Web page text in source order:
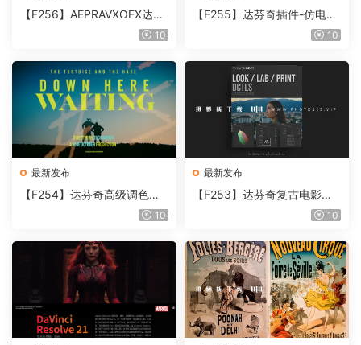
【F256】AEPRAVXOFX达芬
奇视频人像磨皮润肤美颜插件
10
【F255】达芬奇插件-仿电影
胶片视频调色插件 ARRI Film
10
最新发布
【F254】达芬奇高级调色插
件 Contour V2.2.2 WinMac10
最新发布
【F253】达芬奇复古电影胶
片质感DCTL节点调色预设 M
T V4.0
10